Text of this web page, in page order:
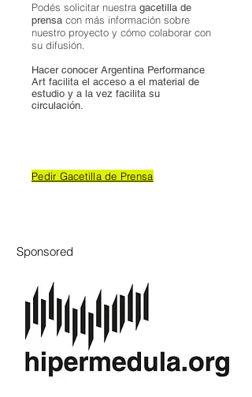
Podés solicitar nuestra gacetilla de
prensa con más información sobre
nuestro proyecto y cómo colaborar con
su difusión.
Hacer conocer Argentina Performance
Art facilita el acceso a el material de
estudio y a la vez facilita su
circulación.
Pedir Gacetilla de Prensa
Sponsored